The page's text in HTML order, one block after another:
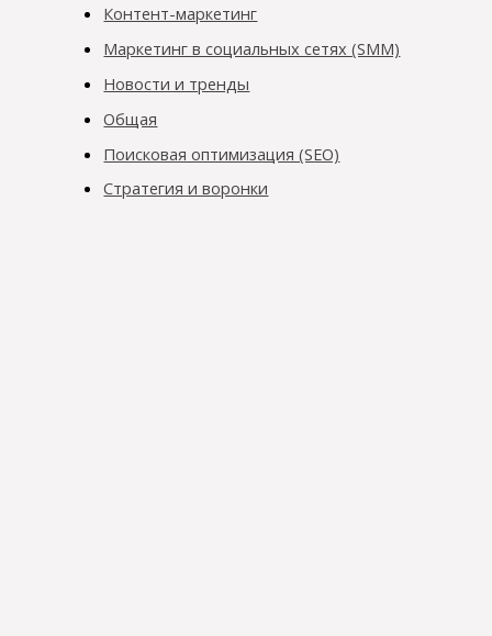
Контент-маркетинг
Маркетинг в социальных сетях (SMM)
Новости и тренды
Общая
Поисковая оптимизация (SEO)
Стратегия и воронки